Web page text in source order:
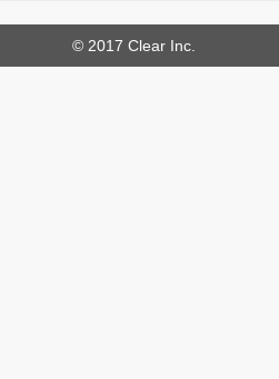
© 2017 Clear Inc.